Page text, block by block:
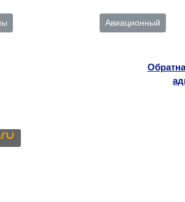
Авиационный